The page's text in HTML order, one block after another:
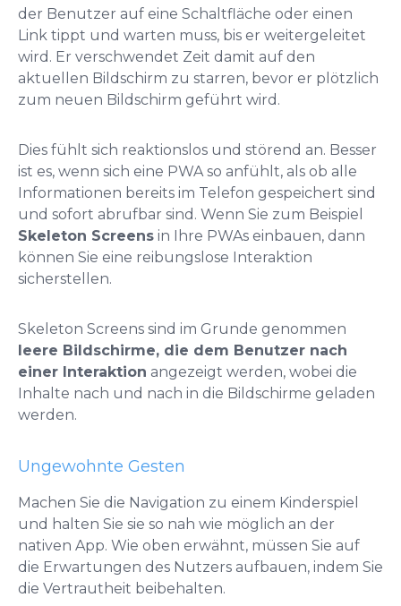
der Benutzer auf eine Schaltfläche oder einen
Link tippt und warten muss, bis er weitergeleitet
wird. Er verschwendet Zeit damit auf den
aktuellen Bildschirm zu starren, bevor er plötzlich
zum neuen Bildschirm geführt wird.
Dies fühlt sich reaktionslos und störend an. Besser
ist es, wenn sich eine PWA so anfühlt, als ob alle
Informationen bereits im Telefon gespeichert sind
und sofort abrufbar sind. Wenn Sie zum Beispiel
Skeleton Screens in Ihre PWAs einbauen, dann
können Sie eine reibungslose Interaktion
sicherstellen.
Skeleton Screens sind im Grunde genommen
leere Bildschirme, die dem Benutzer nach
einer Interaktion angezeigt werden, wobei die
Inhalte nach und nach in die Bildschirme geladen
werden.
Ungewohnte Gesten
Machen Sie die Navigation zu einem Kinderspiel
und halten Sie sie so nah wie möglich an der
nativen App. Wie oben erwähnt, müssen Sie auf
die Erwartungen des Nutzers aufbauen, indem Sie
die Vertrautheit beibehalten.